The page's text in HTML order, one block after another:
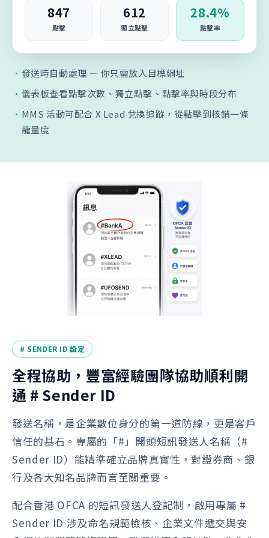
847
點擊
612
獨立點擊
28.4%
點擊率
· 發送時自動處理 — 你只需放入目標網址
· 儀表板查看點擊次數、獨立點擊、點擊率與時段分布
· MMS 活動可配合 X Lead 兌換追蹤，從點擊到核銷一條
龍量度
# SENDER ID 設定
全程協助，豐富經驗團隊協助順利開
通 # Sender ID
發送名稱，是企業數位身分的第一道防線，更是客戶
信任的基石。專屬的「#」開頭短訊發送人名稱（#
Sender ID）能精準確立品牌真實性，對證券商、銀
行及各大知名品牌而言至關重要。
配合香港 OFCA 的短訊發送人登記制，啟用專屬 #
Sender ID 涉及命名規範檢核、企業文件遞交與安